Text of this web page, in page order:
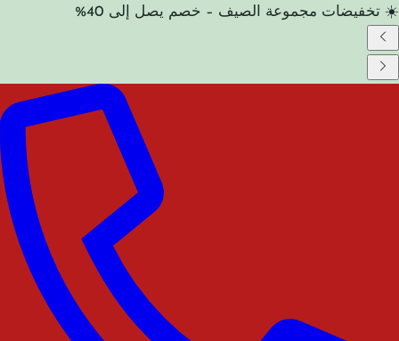
☀️ تخفيضات مجموعة الصيف – خصم يصل إلى 40%